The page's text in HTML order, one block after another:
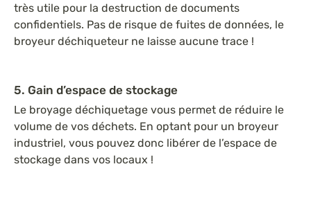
très utile pour la destruction de documents
confidentiels. Pas de risque de fuites de données, le
broyeur déchiqueteur ne laisse aucune trace !
5. Gain d’espace de stockage
Le broyage déchiquetage vous permet de réduire le
volume de vos déchets. En optant pour un broyeur
industriel, vous pouvez donc libérer de l’espace de
stockage dans vos locaux !